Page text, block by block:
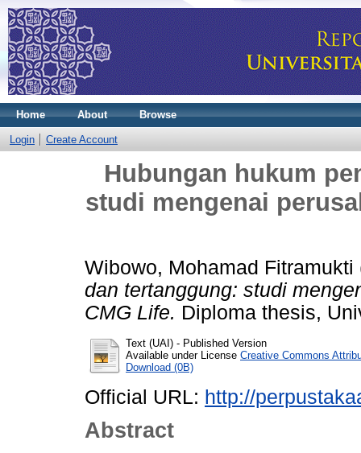
Home About Browse
Login Create Account
Hubungan hukum
studi mengenai
Wibowo, Mohamad Fitramukti
dan tertanggung: studi
CMG Life. Diploma thesis,
Text (UAI) - Published Version
Available under License Creative Commons
Download (0B)
Official URL: http://
Abstract